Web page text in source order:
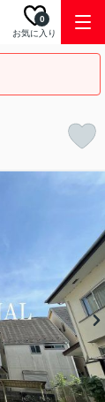
お気に入り
0